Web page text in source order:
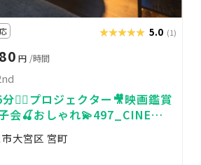
★★★★★
★★★★★ 5.0 (1)
円 /時間
🚶‍♀️プロジェクター🎥映画鑑賞
会🍒おしゃれ💫497_CINEMA
大宮区 宮町